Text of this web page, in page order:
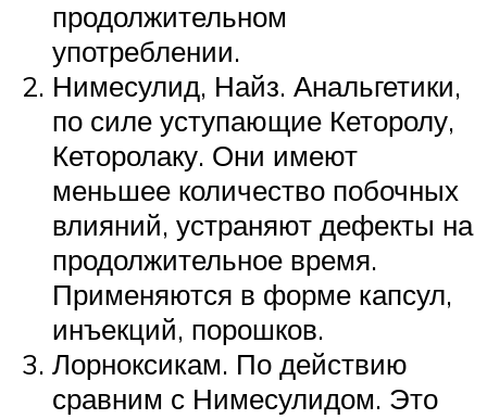
продолжительном
употреблении.
Нимесулид, Найз. Анальгетики,
по силе уступающие Кеторолу,
Кеторолаку. Они имеют
меньшее количество побочных
влияний, устраняют дефекты на
продолжительное время.
Применяются в форме капсул,
инъекций, порошков.
Лорноксикам. По действию
сравним с Нимесулидом. Это